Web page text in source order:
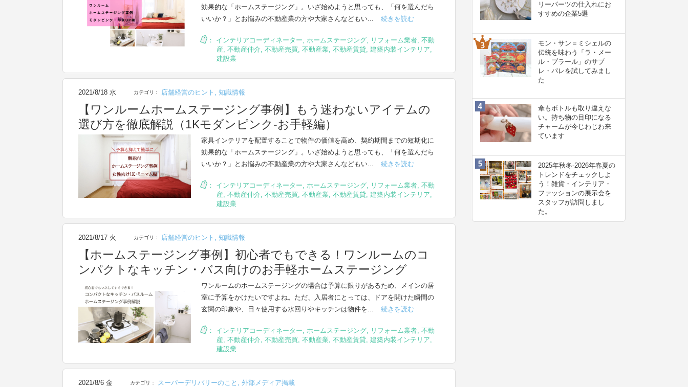
効果的な「ホームステージング」。いざ始めようと思っても、「何を選んだら
いいか？」とお悩みの不動産業の方や大家さんなどもい...
続きを読む
： インテリアコーディネーター, ホームステージング, リフォーム業者, 不動
産, 不動産仲介, 不動産売買, 不動産業, 不動産賃貸, 建築内装インテリア,
建設業
2021/8/18 水 カテゴリ： 店舗経営のヒント , 知識情報
【ワンルームホームステージング事例】もう迷わないアイテムの
選び方を徹底解説（1Kモダンピンク-お手軽編）
家具インテリアを配置することで物件の価値を高め、契約期間までの短期化に
効果的な「ホームステージング」。いざ始めようと思っても、「何を選んだら
いいか？」とお悩みの不動産業の方や大家さんなどもい...
続きを読む
： インテリアコーディネーター, ホームステージング, リフォーム業者, 不動
産, 不動産仲介, 不動産売買, 不動産業, 不動産賃貸, 建築内装インテリア,
建設業
2021/8/17 火 カテゴリ： 店舗経営のヒント , 知識情報
【ホームステージング事例】初心者でもできる！ワンルームのコ
ンパクトなキッチン・バス向けのお手軽ホームステージング
ワンルームのホームステージングの場合は予算に限りがあるため、メインの居
室に予算をかけたいですよね。ただ、入居者にとっては、ドアを開けた瞬間の
玄関の印象や、日々使用する水回りやキッチンは物件を...
続きを読む
： インテリアコーディネーター, ホームステージング, リフォーム業者, 不動
産, 不動産仲介, 不動産売買, 不動産業, 不動産賃貸, 建築内装インテリア,
建設業
2021/8/6 金 カテゴリ： スーパーデリバリーのこと , 外部メディア掲載
リーパーツの仕入れにお
すすめの企業5選
モン・サン＝ミシェルの
伝統を味わう「ラ・メー
ル・プラール」のサブ
レ・パレを試してみまし
た
傘もボトルも取り違えな
い。持ち物の目印になる
チャームが今じわじわ来
ています
2025年秋冬-2026年春夏の
トレンドをチェックしよ
う！雑貨・インテリア・
ファッションの展示会を
スタッフが訪問しまし
た。